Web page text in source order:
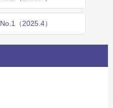
（2025.4）